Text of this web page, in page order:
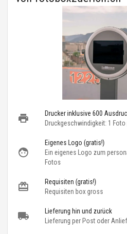
Drucker inklusive 600
Druckgeschwindigkeit: 1
Eigenes Logo (gratis!)
Ein eigenes Logo zum
Fotos
Requisiten (gratis!)
Requisiten box gross
Lieferung hin und zurück
Lieferung per Post oder